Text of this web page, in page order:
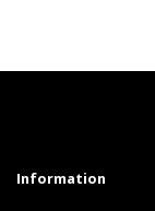
Information